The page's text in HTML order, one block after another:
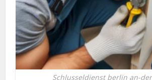
Schlusseldienst berlin an-